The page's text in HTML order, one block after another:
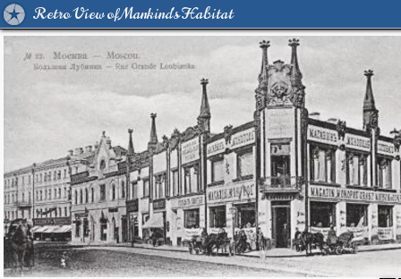
Retro View of Mankind's Habitat